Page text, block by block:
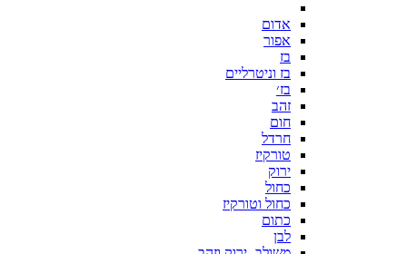
אדום
אפור
בז
בז וניטרליים
בז׳
זהב
חום
חרדל
טורקיז
ירוק
כחול
כחול וטורקיז
כתום
לבן